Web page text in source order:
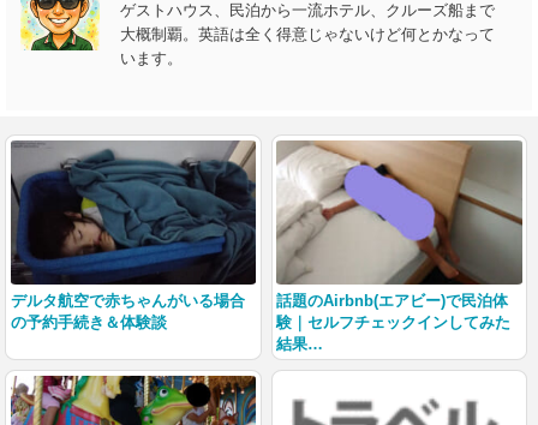
ゲストハウス、民泊から一流ホテル、クルーズ船まで
大概制覇。英語は全く得意じゃないけど何とかなって
います。
デルタ航空で赤ちゃんがいる場合
の予約手続き＆体験談
話題のAirbnb(エアビー)で民泊体
験｜セルフチェックインしてみた
結果…